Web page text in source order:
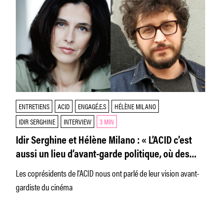
ENTRETIENS ACID ENGAGÉ.E.S
HÉLÈNE MILANO
IDIR SERGHINE
INTERVIEW 3 MIN
Idir Serghine et Hélène Milano : « L’ACID c’est
aussi un lieu d’avant-garde politique, où des
artistes se révèlent »
Les coprésidents de l’ACID nous ont parlé de leur vision avant-
gardiste du cinéma